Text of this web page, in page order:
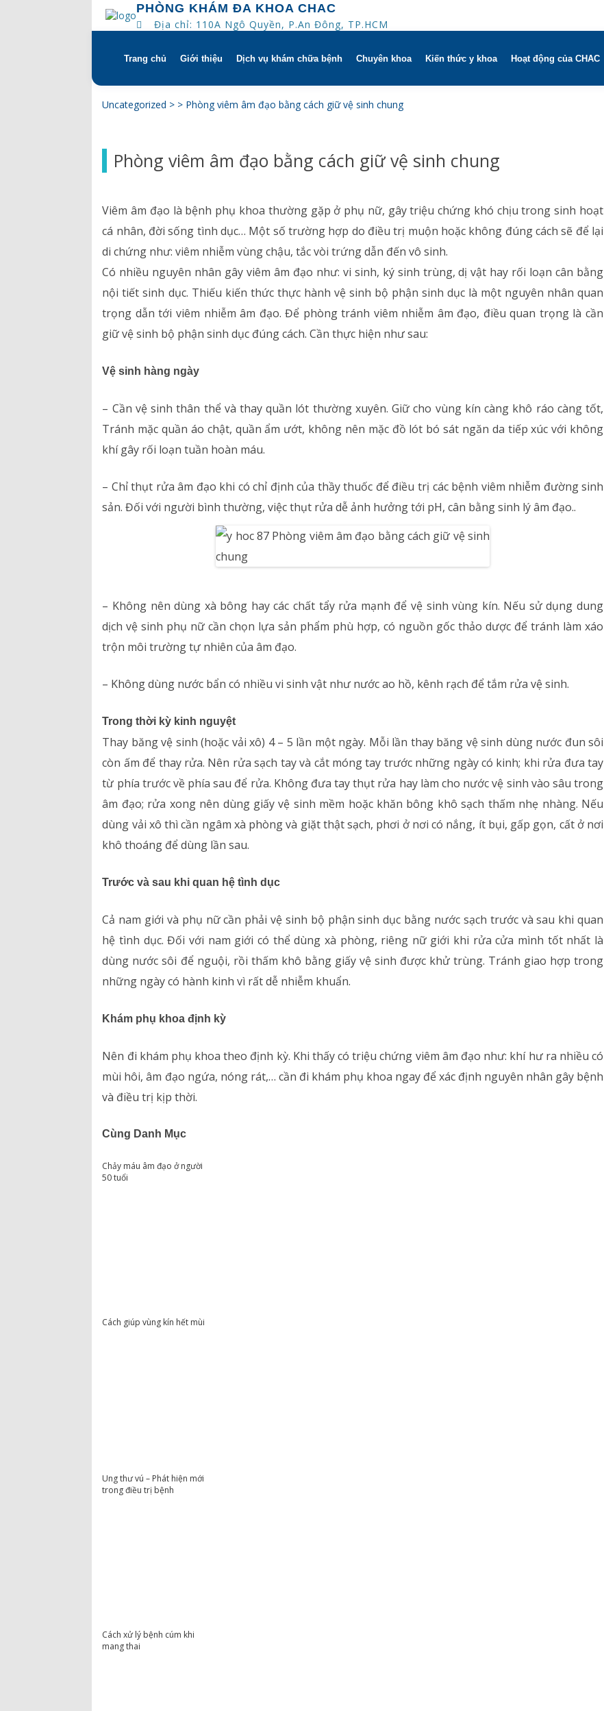
PHÒNG KHÁM ĐA KHOA CHAC
Địa chỉ: 110A Ngô Quyền, P.An Đông, TP.HCM
Skip
Trang chủ Giới thiệu
Quyền và trách nhiệm của người
Bác sĩ
Lịch khám bác sĩ
Bảng giá dịch vụ
Dịch vụ khám chữa bệnh
Khám gì ở CHAC
Chuyên khoa
Rối loạn giấc ngủ
Phục hồi chức năng Hô hấp
Tim mạch
Rối loạn chuyển hóa
Chẩn đoán hình ảnh
Kiến thức y khoa Hoạt động của CHAC
Uncategorized > > Phòng viêm âm đạo bằng cách giữ vệ sinh chung
Phòng viêm âm đạo bằng cách giữ vệ sinh chung
Viêm âm đạo là bệnh phụ khoa thường gặp ở phụ nữ, gây triệu chứng khó chịu trong sinh hoạt
cá nhân, đời sống tình dục… Một số trường hợp do điều trị muộn hoặc không đúng cách sẽ để lại
di chứng như: viêm nhiễm vùng chậu, tắc vòi trứng dẫn đến vô sinh.
Có nhiều nguyên nhân gây viêm âm đạo như: vi sinh, ký sinh trùng, dị vật hay rối loạn cân bằng
nội tiết sinh dục. Thiếu kiến thức thực hành vệ sinh bộ phận sinh dục là một nguyên nhân quan
trọng dẫn tới viêm nhiễm âm đạo. Để phòng tránh viêm nhiễm âm đạo, điều quan trọng là cần
giữ vệ sinh bộ phận sinh dục đúng cách. Cần thực hiện như sau:
Vệ sinh hàng ngày
– Cần vệ sinh thân thể và thay quần lót thường xuyên. Giữ cho vùng kín càng khô ráo càng tốt,
Tránh mặc quần áo chật, quần ẩm ướt, không nên mặc đồ lót bó sát ngăn da tiếp xúc với không
khí gây rối loạn tuần hoàn máu.
– Chỉ thụt rửa âm đạo khi có chỉ định của thầy thuốc để điều trị các bệnh viêm nhiễm đường sinh
sản. Đối với người bình thường, việc thụt rửa dễ ảnh hưởng tới pH, cân bằng sinh lý âm đạo..
– Không nên dùng xà bông hay các chất tẩy rửa mạnh để vệ sinh vùng kín. Nếu sử dụng dung
dịch vệ sinh phụ nữ cần chọn lựa sản phẩm phù hợp, có nguồn gốc thảo dược để tránh làm xáo
trộn môi trường tự nhiên của âm đạo.
– Không dùng nước bẩn có nhiều vi sinh vật như nước ao hồ, kênh rạch để tắm rửa vệ sinh.
Trong thời kỳ kinh nguyệt
Thay băng vệ sinh (hoặc vải xô) 4 – 5 lần một ngày. Mỗi lần thay băng vệ sinh dùng nước đun sôi
còn ấm để thay rửa. Nên rửa sạch tay và cắt móng tay trước những ngày có kinh; khi rửa đưa tay
từ phía trước về phía sau để rửa. Không đưa tay thụt rửa hay làm cho nước vệ sinh vào sâu trong
âm đạo; rửa xong nên dùng giấy vệ sinh mềm hoặc khăn bông khô sạch thấm nhẹ nhàng. Nếu
dùng vải xô thì cần ngâm xà phòng và giặt thật sạch, phơi ở nơi có nắng, ít bụi, gấp gọn, cất ở nơi
khô thoáng để dùng lần sau.
Trước và sau khi quan hệ tình dục
Cả nam giới và phụ nữ cần phải vệ sinh bộ phận sinh dục bằng nước sạch trước và sau khi quan
hệ tình dục. Đối với nam giới có thể dùng xà phòng, riêng nữ giới khi rửa cửa mình tốt nhất là
dùng nước sôi để nguội, rồi thấm khô bằng giấy vệ sinh được khử trùng. Tránh giao hợp trong
những ngày có hành kinh vì rất dễ nhiễm khuẩn.
Khám phụ khoa định kỳ
Nên đi khám phụ khoa theo định kỳ. Khi thấy có triệu chứng viêm âm đạo như: khí hư ra nhiều có
mùi hôi, âm đạo ngứa, nóng rát,… cần đi khám phụ khoa ngay để xác định nguyên nhân gây bệnh
và điều trị kịp thời.
Cùng Danh Mục
Chảy máu âm đạo ở người
50 tuổi
Cách giúp vùng kín hết mùi
Ung thư vú – Phát hiện mới
trong điều trị bệnh
Cách xử lý bệnh cúm khi
mang thai